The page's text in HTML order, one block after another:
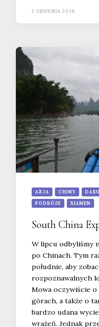
2 GRUDNIA 2016
AZJA CHINY DAXU
PODRÓŻE XIAMEN
South China
W lipcu odbyliśmy
po Chinach. Tym
południe, aby
rozpoznawalnych
Mowa oczywiście
górach, a także o
bardzo udana
wrażeń. Jednak